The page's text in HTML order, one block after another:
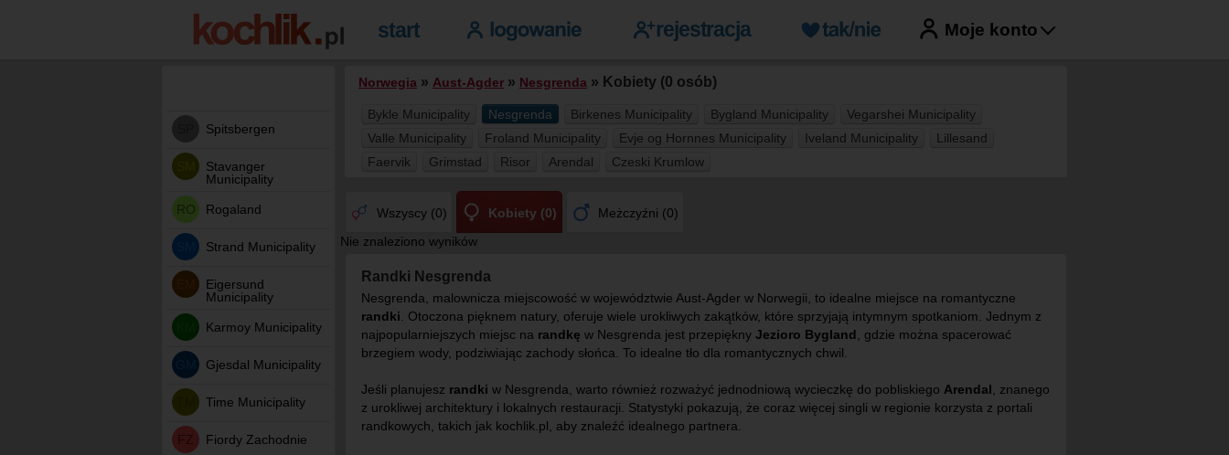
Moje konto
Spitsbergen
Stavanger
Municipality
RO Rogaland
Strand Municipality
Eigersund
Municipality
Karmoy Municipality
Gjesdal Municipality
Time Municipality
Fiordy Zachodnie
Norwegia » Aust-Agder » Nesgrenda » Kobiety (0 osób)
Bykle Municipality Nesgrenda Birkenes Municipality Bygland Municipality
Vegarshei Municipality
Valle Municipality
Froland Municipality Evje og Hornnes Municipality Iveland Municipality
Lillesand
Faervik
Grimstad Risor Arendal Czeski Krumlow
Wszyscy (0) Kobiety (0)
Meżczyźni (0)
Nie znaleziono wyników
Randki Nesgrenda
Nesgrenda, malownicza miejscowość w województwie Aust-Agder w Norwegii, to idealne miejsce na romantyczne
randki . Otoczona pięknem natury, oferuje wiele urokliwych zakątków, które sprzyjają intymnym spotkaniom. Jednym z
najpopularniejszych miejsc na randkę w Nesgrenda jest przepiękny Jezioro Bygland , gdzie można spacerować
brzegiem wody, podziwiając zachody słońca. To idealne tło dla romantycznych chwil.
Jeśli planujesz randki w Nesgrenda, warto również rozważyć jednodniową wycieczkę do pobliskiego Arendal , znanego
z urokliwej architektury i lokalnych restauracji. Statystyki pokazują, że coraz więcej singli w regionie korzysta z portali
randkowych, takich jak kochlik.pl, aby znaleźć idealnego partnera.